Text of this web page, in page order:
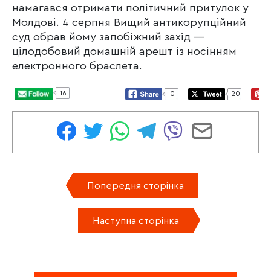
намагався отримати політичний притулок у
Молдові. 4 серпня Вищий антикорупційний
суд обрав йому запобіжний захід —
цілодобовий домашній арешт із носінням
електронного браслета.
16 0 20
Попередня сторінка
Наступна сторінка